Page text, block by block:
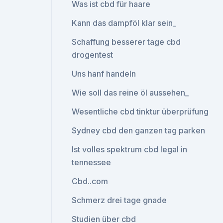
Was ist cbd für haare
Kann das dampföl klar sein_
Schaffung besserer tage cbd
drogentest
Uns hanf handeln
Wie soll das reine öl aussehen_
Wesentliche cbd tinktur überprüfung
Sydney cbd den ganzen tag parken
Ist volles spektrum cbd legal in
tennessee
Cbd..com
Schmerz drei tage gnade
Studien über cbd